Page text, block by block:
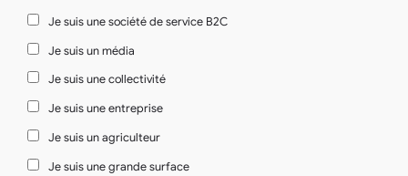
Je suis une société de service B2C
Je suis un média
Je suis une collectivité
Je suis une entreprise
Je suis un agriculteur
Je suis une grande surface